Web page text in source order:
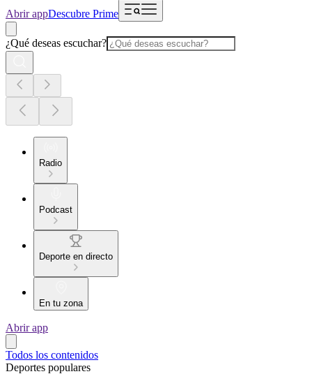
Abrir appDescubre Prime
¿Qué deseas escuchar?
Radio
Podcast
Deporte en directo
En tu zona
Abrir app
Todos los contenidos
Deportes populares